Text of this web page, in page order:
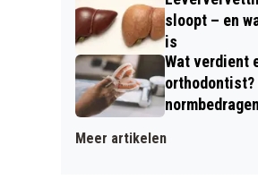
sloopt – en
is
Wat verdient
normbedragen
Meer artikelen